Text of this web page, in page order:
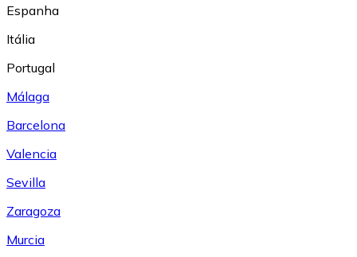
Espanha
Itália
Portugal
Málaga
Barcelona
Valencia
Sevilla
Zaragoza
Murcia